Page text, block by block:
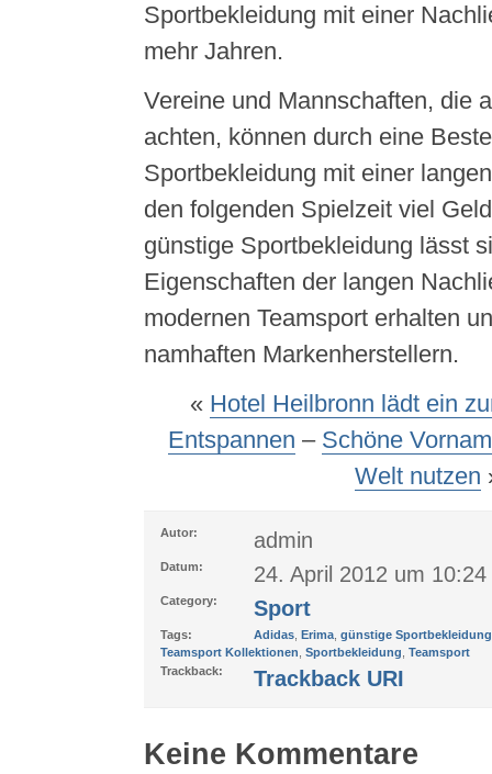
Sportbekleidung mit einer
mehr Jahren.
Vereine und Mannschaften, die
achten, können durch eine
Sportbekleidung mit einer
den folgenden Spielzeit viel
günstige Sportbekleidung lässt
Eigenschaften der langen
modernen Teamsport erhalten
namhaften Markenherstellern.
« Hotel Heilbronn lädt ein
Entspannen – Schöne
Welt nutzen
Autor: admin
Datum: 24. April 2012 um 10:24
Category: Sport
Tags: Adidas, Erima, günstige Sportbekleidung
Teamsport Kollektionen Sportbekleidung Teamsport
Trackback:
Trackback URI
Keine Kommentare